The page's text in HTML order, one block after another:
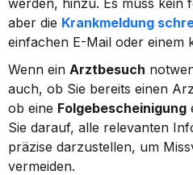
werden, hinzu. Es muss kein
aber die Krankmeldung
einfachen E-Mail oder einem
Wenn ein Arztbesuch
auch, ob Sie bereits einen
ob eine Folgebescheinigung
Sie darauf, alle relevanten
präzise darzustellen, um
vermeiden.